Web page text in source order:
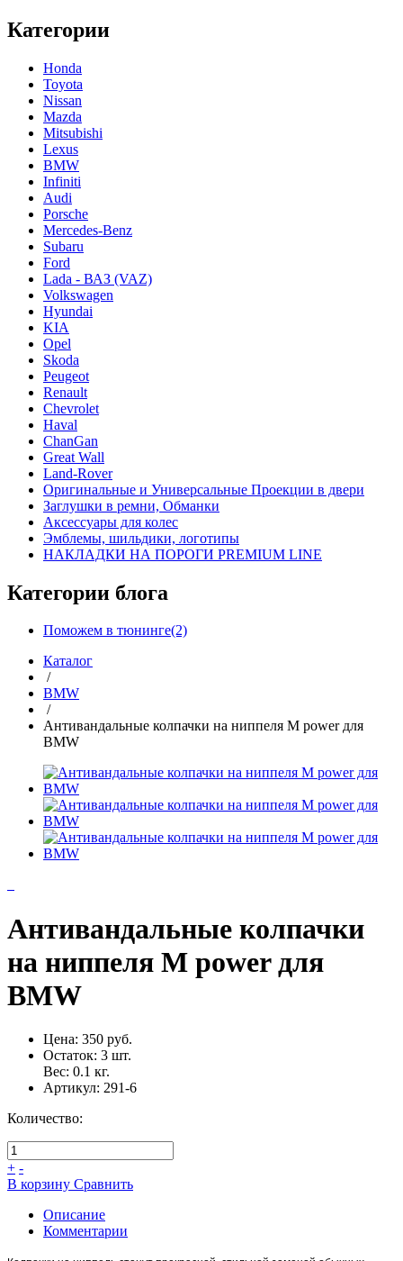
Категории
Honda
Toyota
Nissan
Mazda
Mitsubishi
Lexus
BMW
Infiniti
Audi
Porsche
Mercedes-Benz
Subaru
Ford
Lada - ВАЗ (VAZ)
Volkswagen
Hyundai
KIA
Opel
Skoda
Peugeot
Renault
Chevrolet
Haval
ChanGan
Great Wall
Land-Rover
Оригинальные и Универсальные Проекции в двери
Заглушки в ремни, Обманки
Аксессуары для колес
Эмблемы, шильдики, логотипы
НАКЛАДКИ НА ПОРОГИ PREMIUM LINE
Категории блога
Поможем в тюнинге(2)
Каталог
/
BMW
/
Антивандальные колпачки на ниппеля M power для
BMW
Антивандальные колпачки
на ниппеля M power для
BMW
Цена: 350 руб.
Остаток: 3 шт.
Вес: 0.1 кг.
Артикул: 291-6
Количество:
+ -
В корзину Сравнить
Описание
Комментарии